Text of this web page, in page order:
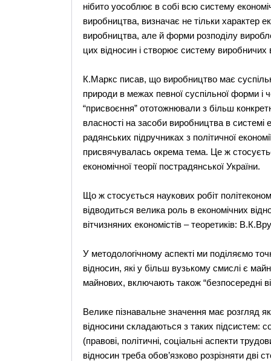
нібито уособлює в собі всю систему
виробництва, визначає не тільки характер
виробництва, але й форми розподілу
цих відносин і створює систему виробничих
К.Маркс писав, що виробництво має
природи в межах певної суспільної форми і
“присвоєння” ототожнювали з більш
власності на засоби виробництва в
радянських підручниках з політичної
присвячувалась окрема тема. Це ж
економічної теорії пострадянської України.
Що ж стосується наукових робіт
відводиться велика роль в економічних
вітчизняних економістів – теоретиків:
У методологічному аспекті ми поділяємо
відносин, які у більш вузькому смислі є
майнових, включають також “безпосередні
Велике пізнавальне значення має розгляд
відносини складаються з таких підсистем:
(правові, політичні, соціальні аспекти
відносин треба обов’язково розрізняти дві